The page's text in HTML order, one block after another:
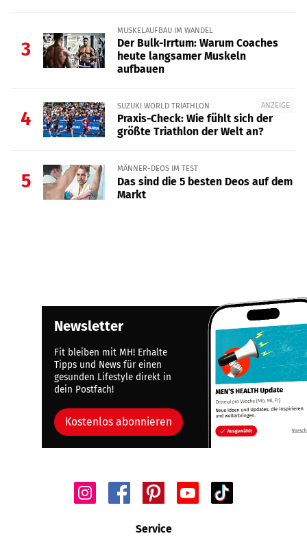
3
MUSKELAUFBAU IM WANDEL
Der Bulk-Irrtum: Warum Coaches
heute langsamer Muskeln
aufbauen
4
ANZEIGE
SUZUKI WORLD TRIATHLON
Praxis-Check: Wie fühlt sich der
größte Triathlon der Welt an?
5
MÄNNER-DEOS IM TEST
Das sind die 5 besten Deos auf dem
Markt
Newsletter
Fit bleiben mit MH! Erhalte
Tipps und News für einen
gesunden Lifestyle direkt in
dein Postfach!
Kostenlos abonnieren
Service